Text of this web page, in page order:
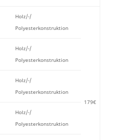
Holz/-/
Polyesterkonstruktion
179€
Holz/-/
Polyesterkonstruktion
Holz/-/
Polyesterkonstruktion
Holz/-/
Polyesterkonstruktion